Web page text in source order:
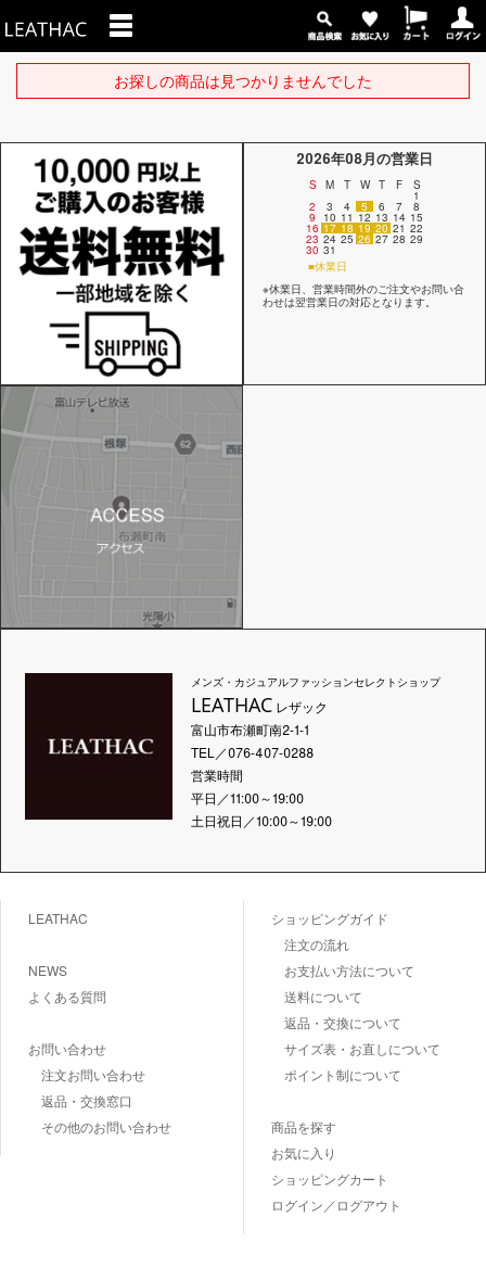
お探しの商品は見つかりませんでした
2026年08月の営業日
S M T W T F S
1
2 3 4 5 6 7 8
9 10 11 12 13 14 15
16 17 18 19 20 21 22
23 24 25 26 27 28 29
30 31
■休業日
※休業日、営業時間外のご注文やお問い合
わせは翌営業日の対応となります。
メンズ・カジュアルファッションセレクトショップ
LEATHACレザック
富山市布瀬町南2-1-1
TEL／076-407-0288
営業時間
平日／11:00～19:00
土日祝日／10:00～19:00
LEATHAC
NEWS
よくある質問
お問い合わせ
注文お問い合わせ
返品・交換窓口
その他のお問い合わせ
ショッピングガイド
注文の流れ
お支払い方法について
送料について
返品・交換について
サイズ表・お直しについて
ポイント制について
商品を探す
お気に入り
ショッピングカート
ログイン／ログアウト